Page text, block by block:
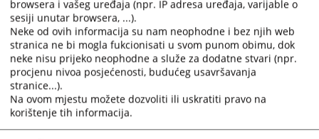
Пратећи документи
Алтернативни начини рјешавања спорова_за
пословну заједницу_СР
648ПРЕГЛЕДА
browsera i vašeg uređaja (npr. IP adresa uređaja, varijable o
sesiji unutar browsera, ...).
Neke od ovih informacija su nam neophodne i bez njih web
stranica ne bi mogla fukcionisati u svom punom obimu, dok
neke nisu prijeko neophodne a služe za dodatne stvari (npr.
procjenu nivoa posjećenosti, budućeg usavršavanja
stranice...).
Na ovom mjestu možete dozvoliti ili uskratiti pravo na
korištenje tih informacija.